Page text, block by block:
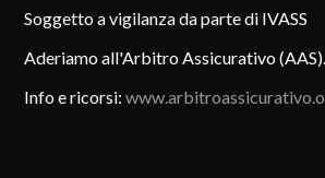
Soggetto a vigilanza da parte di IVASS
Aderiamo all'Arbitro Assicurativo (AAS).
Info e ricorsi: